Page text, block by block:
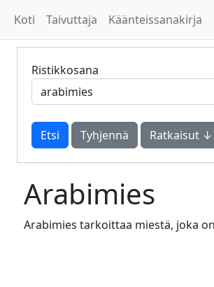
Koti Taivuttaja Käänteissanakirja
Ristikkosana
Tyhjennä Ratkaisut ↓
Arabimies
Arabimies tarkoittaa miestä, joka